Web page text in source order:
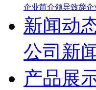
企业简介领导致辞企
新闻动
公司新
产品展